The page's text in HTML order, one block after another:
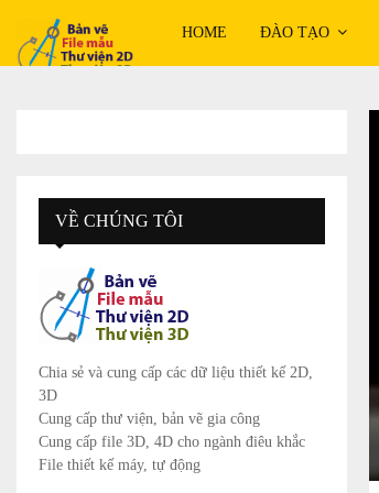
HOME ĐÀO TẠO
VỀ CHÚNG TÔI
Chia sẻ và cung cấp các dữ liệu thiết kế 2D,
3D
Cung cấp thư viện, bản vẽ gia công
Cung cấp file 3D, 4D cho ngành điêu khắc
File thiết kế máy, tự động